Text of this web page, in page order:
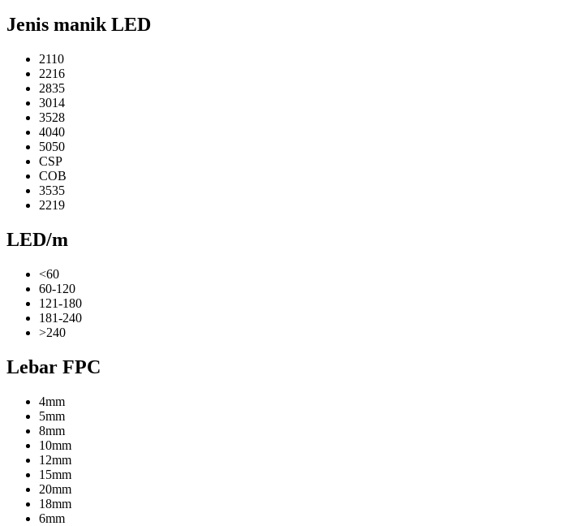
Jenis manik LED
2110
2216
2835
3014
3528
4040
5050
CSP
COB
3535
2219
LED/m
<60
60-120
121-180
181-240
>240
Lebar FPC
4mm
5mm
8mm
10mm
12mm
15mm
20mm
18mm
6mm